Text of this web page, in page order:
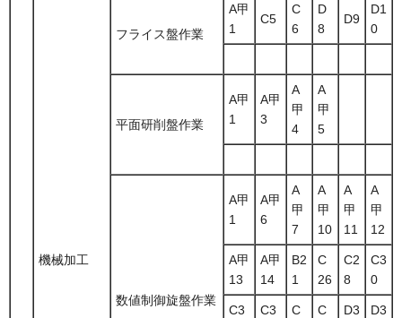
機械加工
フライス盤作業
A甲
1
C5
C
6
D
8
D9
D1
0
平面研削盤作業
A甲
1
A甲
3
A
甲
4
A
甲
5
数値制御旋盤作業
A甲
1
A甲
6
A
甲
7
A
甲
10
A
甲
11
A
甲
12
A甲
13
A甲
14
B2
1
C
26
C2
8
C3
0
C3
C3
C
C
D3
D3